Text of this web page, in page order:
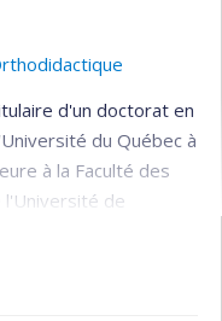
d'un doctorat en
du Québec à
à la Faculté des
l'Université de
activités de recherche
le développement